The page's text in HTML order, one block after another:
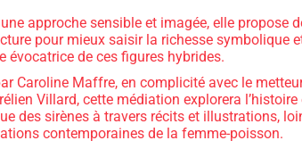
approche sensible et imagée, elle propose
pour mieux saisir la richesse symbolique
évocatrice de ces figures hybrides.
Caroline Maffre, en complicité avec le
Villard, cette médiation explorera l’histoire
des sirènes à travers récits et illustrations,
contemporaines de la femme-poisson.